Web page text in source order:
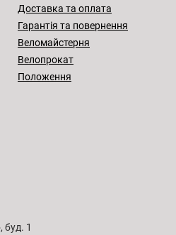
Доставка та оплата
Гарантія та повернення
Веломайстерня
Велопрокат
Положення
буд. 1